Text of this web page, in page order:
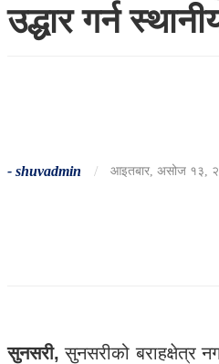
उद्धार गर्न
- shuvadmin / आइतबार, असोज १३,
सुनसरी, सुनसरीको बराहक्षेत्र